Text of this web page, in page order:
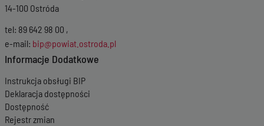
14-100 Ostróda
tel: 89 642 98 00 ,
e-mail: bip@powiat.ostroda.pl
Informacje Dodatkowe
Instrukcja obsługi BIP
Deklaracja dostępności
Dostępność
Rejestr zmian